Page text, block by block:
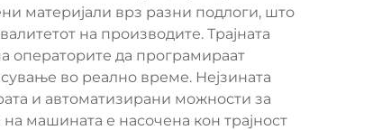
материјали врз разни подлоги, што
на производите. Трајната
операторите да програмираат
во реално време. Нејзината
и автоматизирани можности за
машината е насочена кон трајност